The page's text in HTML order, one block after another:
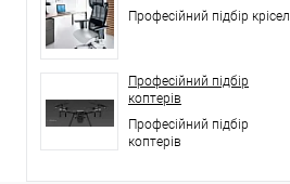
Професійний підбір крісел
Професійний підбір
коптерів
Професійний підбір
коптерів